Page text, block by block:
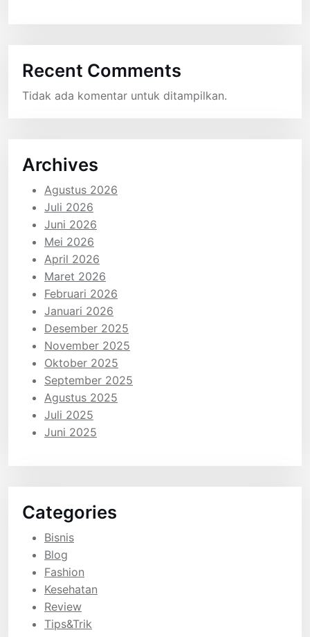
Recent Comments
Tidak ada komentar untuk ditampilkan.
Archives
Agustus 2026
Juli 2026
Juni 2026
Mei 2026
April 2026
Maret 2026
Februari 2026
Januari 2026
Desember 2025
November 2025
Oktober 2025
September 2025
Agustus 2025
Juli 2025
Juni 2025
Categories
Bisnis
Blog
Fashion
Kesehatan
Review
Tips&Trik